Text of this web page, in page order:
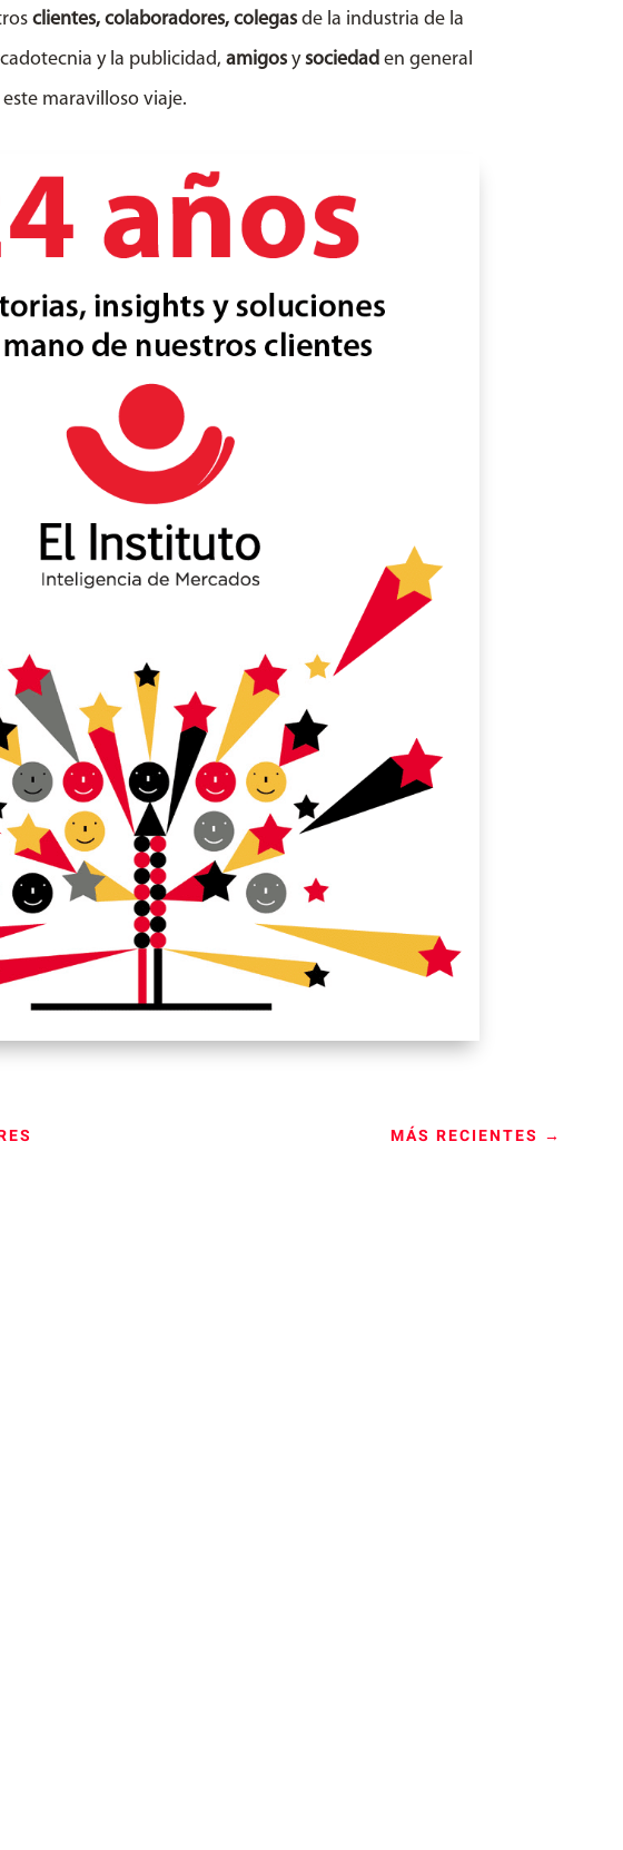
clientes, colaboradores, colegas de la industria de la
y la publicidad, amigos ysociedad en general
maravilloso viaje.
MÁS RECIENTES →